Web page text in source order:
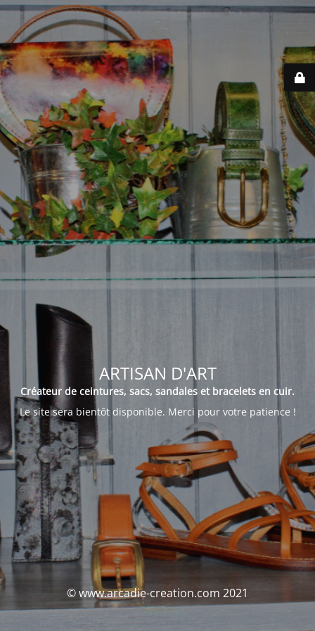
ARTISAN D'ART
Créateur de ceintures, sacs, sandales et bracelets en cuir.
Le site sera bientôt disponible. Merci pour votre patience !
© www.arcadie-creation.com 2021